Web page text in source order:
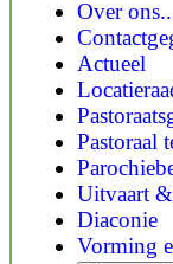
Over
Actueel
Pastoraal
Uitvaart
Diaconie
Vorming